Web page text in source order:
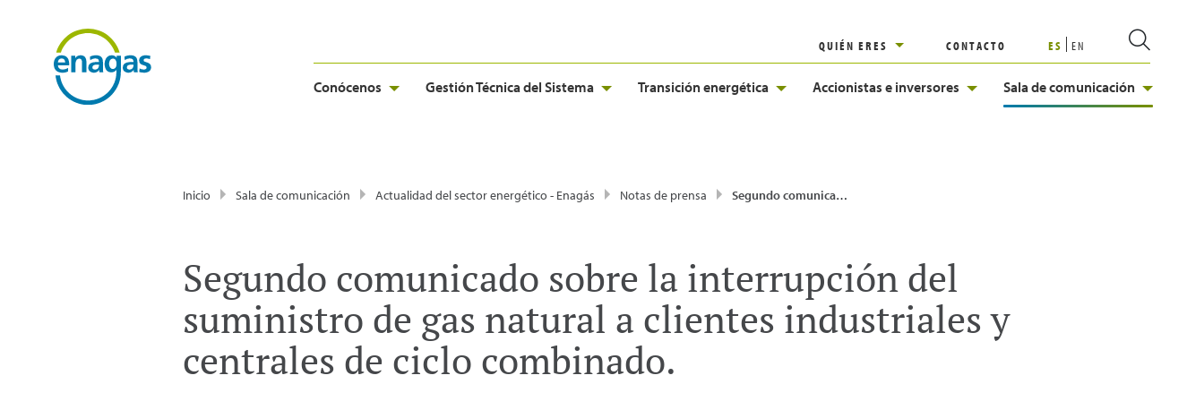
QUIÉN ERES CONTACTO ES EN
Conócenos Gestión Técnica del Sistema Transición energética Accionistas e inversores Sala de comunicación
Inicio Sala de comunicación Actualidad del sector energético - Enagás Notas de prensa Segundo comunicado sobre la interrupción del suministro de gas natural a clientes industriales y centrales de ciclo combinado.
Segundo comunicado sobre la interrupción del
suministro de gas natural a clientes industriales y
centrales de ciclo combinado.